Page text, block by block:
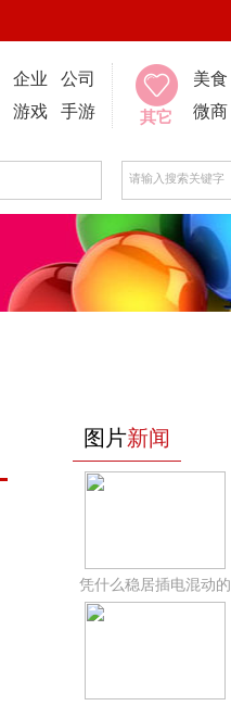
企业
公司
游戏
手游 其它
美食
微商
图片新闻
凭什么稳居插电混动的